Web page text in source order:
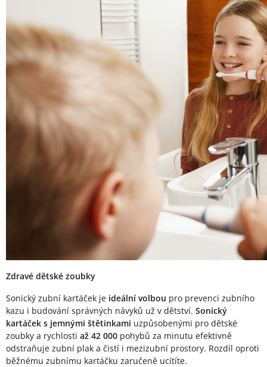
Zdravé dětské zoubky
Sonický zubní kartáček je ideální volbou pro prevenci zubního
kazu i budování správných návyků už v dětství. Sonický
kartáček s jemnými štětinkami uzpůsobenými pro dětské
zoubky a rychlosti až 42 000 pohybů za minutu efektivně
odstraňuje zubní plak a čistí i mezizubní prostory. Rozdíl oproti
běžnému zubnímu kartáčku zaručeně ucítíte.